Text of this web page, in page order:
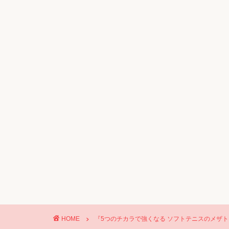
HOME 『5つのチカラで強くなる ソフトテニスのメザ